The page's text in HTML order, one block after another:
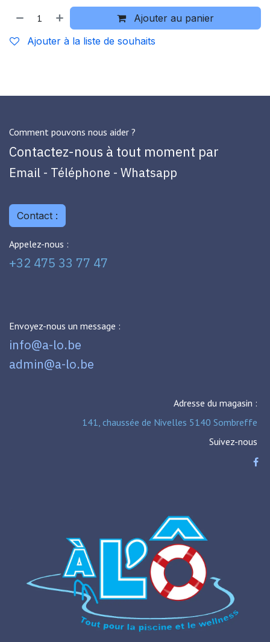
Ajouter au panier
Ajouter à la liste de souhaits
Comment pouvons nous aider ?
Contactez-nous à tout moment par
Email - Téléphone - Whatsapp
Contact :
Appelez-nous :
+32 475 33 77 47
Envoyez-nous un message :
info@a-lo.be
admin@a-lo.be
Adresse du magasin :
141, chaussée de Nivelles 5140 Sombreffe
Suivez-nous